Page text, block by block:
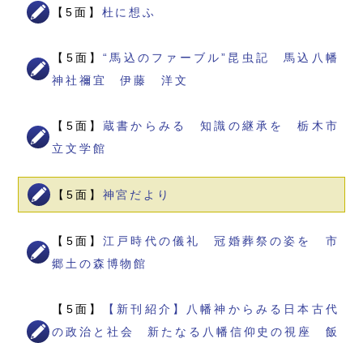
【5面】 杜に想ふ
【5面】“馬込のファーブル”昆虫記 馬込八幡
神社禰宜 伊藤 洋文
【5面】蔵書からみる 知識の継承を 栃木市
立文学館
【5面】 神宮だより
【5面】江戸時代の儀礼 冠婚葬祭の姿を 市
郷土の森博物館
【5面】
【新刊紹介】八幡神からみる日本古代
の政治と社会 新たなる八幡信仰史の視座 飯